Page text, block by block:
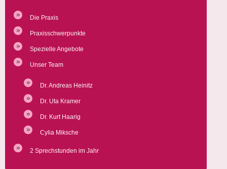
Die Praxis
Praxisschwerpunkte
Spezielle Angebote
Unser Team
Dr. Andreas Heinitz
Dr. Uta Kramer
Dr. Kurt Haarig
Cylia Miksche
2 Sprechstunden im Jahr